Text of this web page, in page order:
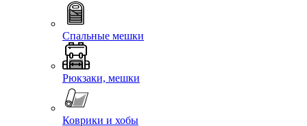
Спальные мешки
Рюкзаки, мешки
Коврики и хобы